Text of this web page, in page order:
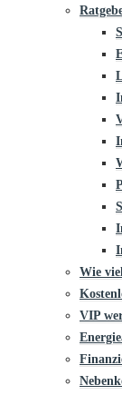
Wie
VIP